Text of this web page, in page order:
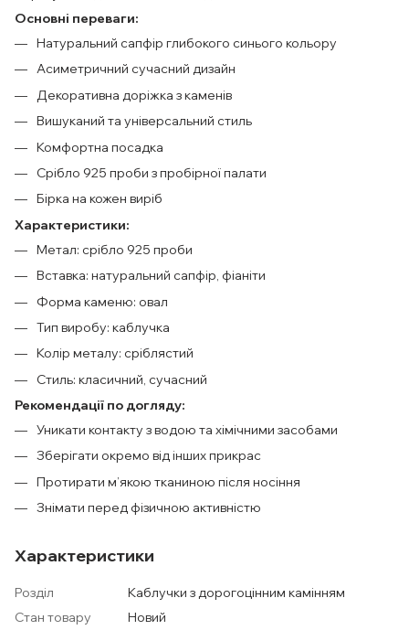
Основні переваги:
Натуральний сапфір глибокого синього кольору
Асиметричний сучасний дизайн
Декоративна доріжка з каменів
Вишуканий та універсальний стиль
Комфортна посадка
Срібло 925 проби з пробірної палати
Бірка на кожен виріб
Характеристики:
Метал: срібло 925 проби
Вставка: натуральний сапфір, фіаніти
Форма каменю: овал
Тип виробу: каблучка
Колір металу: сріблястий
Стиль: класичний, сучасний
Рекомендації по догляду:
Уникати контакту з водою та хімічними засобами
Зберігати окремо від інших прикрас
Протирати м’якою тканиною після носіння
Знімати перед фізичною активністю
Характеристики
Розділ
Каблучки з дорогоцінним камінням
Стан товару
Новий